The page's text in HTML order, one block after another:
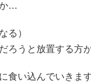
…
る）
ろうと放置する方
食い込んでいきます